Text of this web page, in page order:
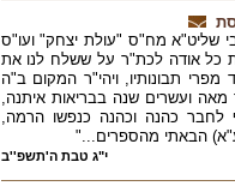
שליט"א מח"ס "עולת יצחק" ועו"ס
כל אודה לכת"ר על ששלח לנו את
מפרי תבונותיו, ויהי"ר המקום ב"ה
מאה ועשרים שנה בבריאות איתנה,
לחבר כהנה וכהנה כנפשו הרמה,
ע"א) הבאתי מהספרים..."
י"ג טבת ה'תשפ''ב